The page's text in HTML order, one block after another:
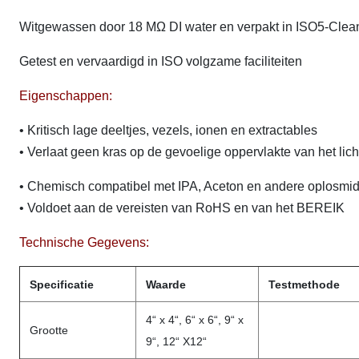
Witgewassen door 18 MΩ DI water en verpakt in ISO5-
Getest en vervaardigd in ISO volgzame faciliteiten
Eigenschappen:
• Kritisch lage deeltjes, vezels, ionen en extractables
• Verlaat geen kras op de gevoelige oppervlakte van het
• Chemisch compatibel met IPA, Aceton en andere
• Voldoet aan de vereisten van RoHS en van het BEREIK
Technische Gegevens:
Specificatie Waarde Testmethode
Grootte
4“ x 4“, 6“ x 6“, 9“ x
9“, 12“ X12“